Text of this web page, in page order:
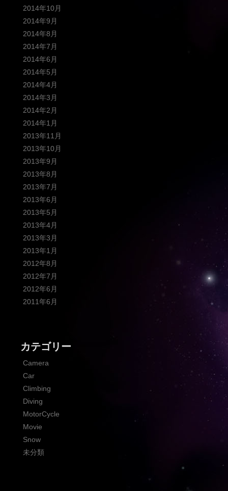
2014年10月
2014年9月
2014年8月
2014年7月
2014年6月
2014年5月
2014年4月
2014年3月
2014年2月
2014年1月
2013年11月
2013年10月
2013年9月
2013年8月
2013年7月
2013年6月
2013年5月
2013年4月
2013年3月
2013年1月
2012年8月
2012年7月
2012年6月
2011年6月
カテゴリー
Camera
Car
Climbing
Diving
MotorCycle
Movie
Snow
未分類